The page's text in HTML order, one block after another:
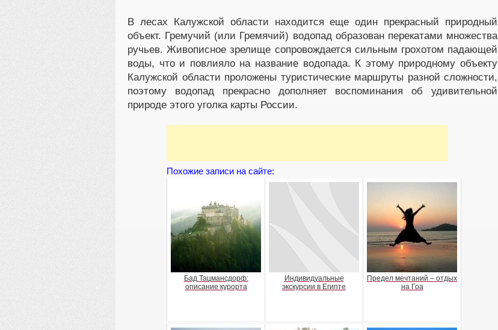
В лесах Калужской области находится еще один прекрасный природный
объект. Гремучий (или Гремячий) водопад образован перекатами множества
ручьев. Живописное зрелище сопровождается сильным грохотом падающей
воды, что и повлияло на название водопада. К этому природному объекту
Калужской области проложены туристические маршруты разной сложности,
поэтому водопад прекрасно дополняет воспоминания об удивительной
природе этого уголка карты России.
Похожие записи на сайте:
Бад Тацмансдорф:
описание курорта
Индивидуальные
экскурсии в Египте
Предел мечтаний – отдых
на Гоа